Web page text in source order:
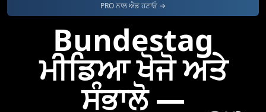
PRO ਨਾਲ ਐਡ ਹਟਾਓ →
Bundestag
ਮੀਡਿਆ ਖੋਜੋ ਅਤੇ
ਸੰਭਾਲੋ —